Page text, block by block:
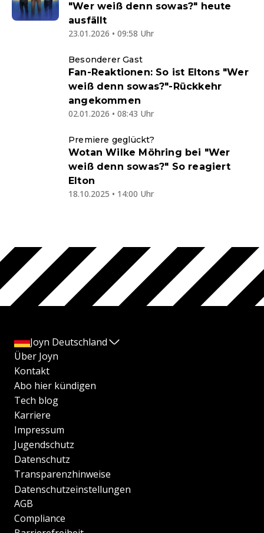
"Wer weiß denn sowas?" heute
ausfällt
23.01.2026 • 09:58 Uhr
Besonderer Gast
Fan-Reaktionen: So ist Eltons "Wer
weiß denn sowas?"-Rückkehr
angekommen
02.01.2026 • 08:43 Uhr
Premiere geglückt?
Wotan Wilke Möhring bei "Wer
weiß denn sowas?" So reagiert
Elton
18.10.2025 • 14:00 Uhr
Joyn Deutschland
Über Joyn
Kontakt
Abo hier kündigen
Tech blog
Karriere
Impressum
Jugendschutz
Datenschutz
Transparenzhinweise
Datenschutzeinstellungen
AGB
Compliance